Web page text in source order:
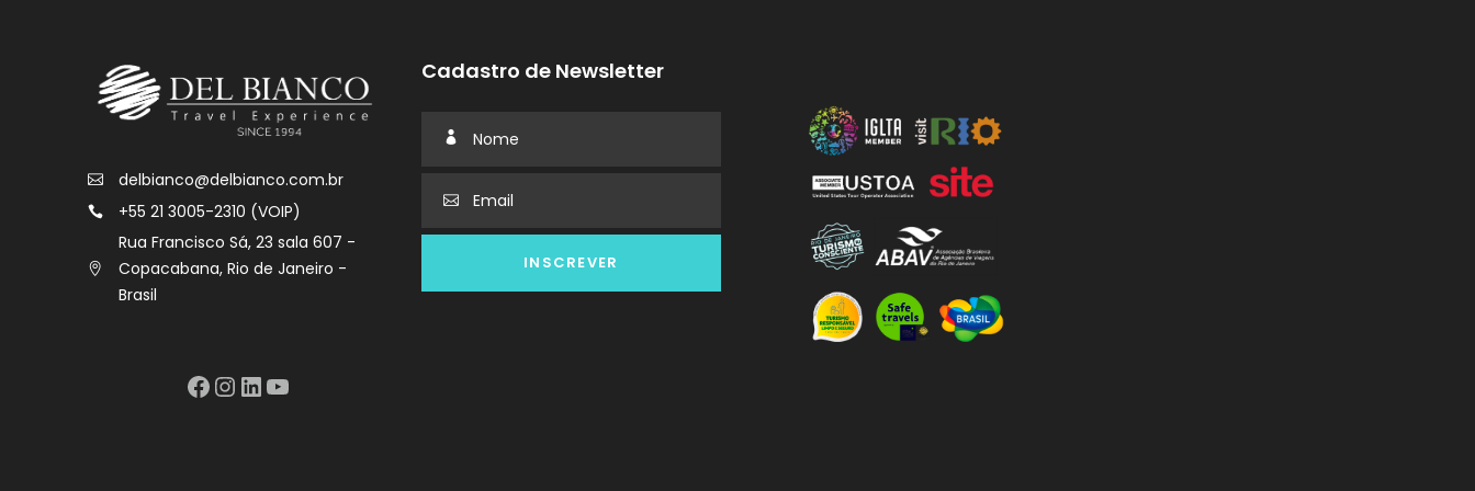
delbianco@delbianco.com.br
+55 21 3005-2310 (VOIP)
Rua Francisco Sá, 23 sala 607 -
Copacabana, Rio de Janeiro -
Brasil
Facebook
Instagram
LinkedIn
YouTube
Cadastro de Newsletter